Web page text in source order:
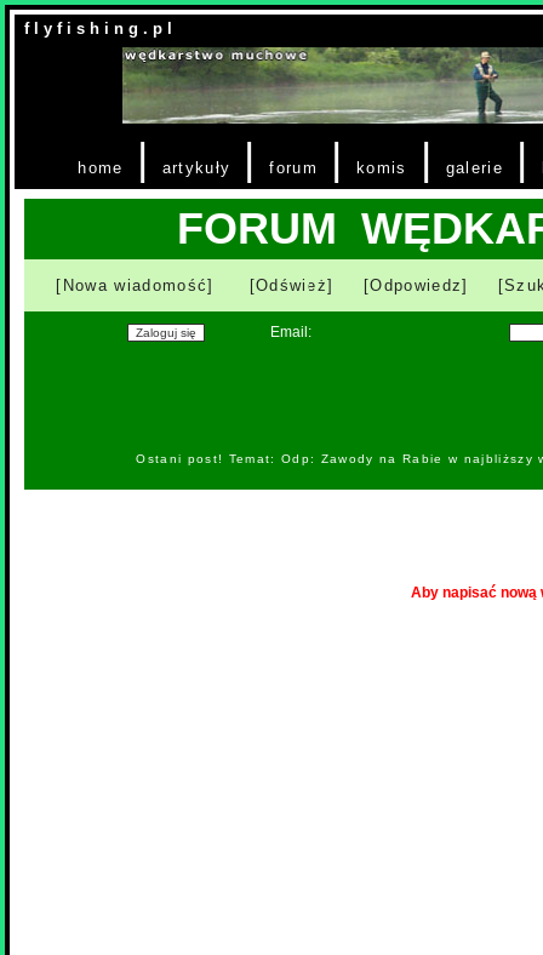
f l y f i s h i n g . p l
home | artykuły |forum | komis | galerie |
FORUM
[Nowa wiadomość] [Odśwież] [Odpowiedz]
Email:
Ostani post! Temat: Odp: Zawody na Rabie w
Aby napisać nową